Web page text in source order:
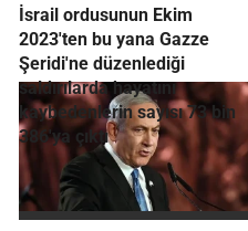
İsrail ordusunun Ekim
2023'ten bu yana Gazze
Şeridi'ne düzenlediği
saldırılarda hayatını
kaybedenlerin sayısı 73 bin
386'ya çıktı